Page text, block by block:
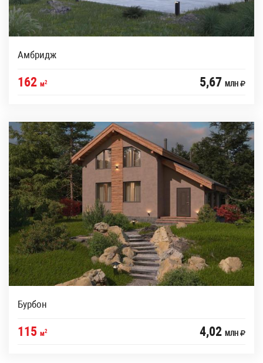
Амбридж
162 м2 5,67 МЛН
Бурбон
115 м2 4,02 МЛН